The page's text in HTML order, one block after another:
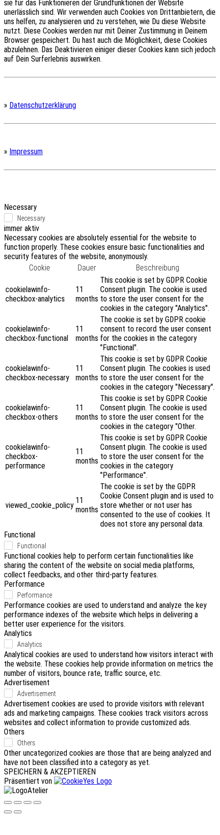
sie für das Funktionieren der Grundfunktionen der Website
unerlässlich sind. Wir verwenden auch Cookies von Drittanbietern, die
uns helfen, zu analysieren und zu verstehen, wie Du diese Website
nutzt. Diese Cookies werden nur mit Deiner Zustimmung in Deinem
Browser gespeichert. Du hast auch die Möglichkeit, diese Cookies
abzulehnen. Das Deaktivieren einiger dieser Cookies kann sich jedoch
auf Dein Surferlebnis auswirken.
» Datenschutzerklärung
» Impressum
Necessary
Necessary
immer aktiv
Necessary cookies are absolutely essential for the website to
function properly. These cookies ensure basic functionalities and
security features of the website, anonymously.
Cookie
Dauer Beschreibung
cookielawinfo-
checkbox-analytics
11
months
This cookie is set by GDPR Cookie
Consent plugin. The cookie is used
to store the user consent for the
cookies in the category "Analytics".
cookielawinfo-
checkbox-functional
11
months
The cookie is set by GDPR cookie
consent to record the user consent
for the cookies in the category
"Functional".
cookielawinfo-
checkbox-necessary
11
months
This cookie is set by GDPR Cookie
Consent plugin. The cookies is used
to store the user consent for the
cookies in the category "Necessary".
cookielawinfo-
checkbox-others
11
months
This cookie is set by GDPR Cookie
Consent plugin. The cookie is used
to store the user consent for the
cookies in the category "Other.
cookielawinfo-
checkbox-
performance
11
months
This cookie is set by GDPR Cookie
Consent plugin. The cookie is used
to store the user consent for the
cookies in the category
"Performance".
viewed_cookie_policy
11
months
The cookie is set by the GDPR
Cookie Consent plugin and is used to
store whether or not user has
consented to the use of cookies. It
does not store any personal data.
Functional
Functional
Functional cookies help to perform certain functionalities like
sharing the content of the website on social media platforms,
collect feedbacks, and other third-party features.
Performance
Performance
Performance cookies are used to understand and analyze the key
performance indexes of the website which helps in delivering a
better user experience for the visitors.
Analytics
Analytics
Analytical cookies are used to understand how visitors interact with
the website. These cookies help provide information on metrics the
number of visitors, bounce rate, traffic source, etc.
Advertisement
Advertisement
Advertisement cookies are used to provide visitors with relevant
ads and marketing campaigns. These cookies track visitors across
websites and collect information to provide customized ads.
Others
Others
Other uncategorized cookies are those that are being analyzed and
have not been classified into a category as yet.
SPEICHERN & AKZEPTIEREN
Präsentiert von